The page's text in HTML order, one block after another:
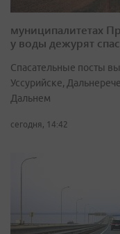
муниципалитетах
у воды дежурят
Спасательные посты
Уссурийске,
Дальнем
сегодня, 14:42